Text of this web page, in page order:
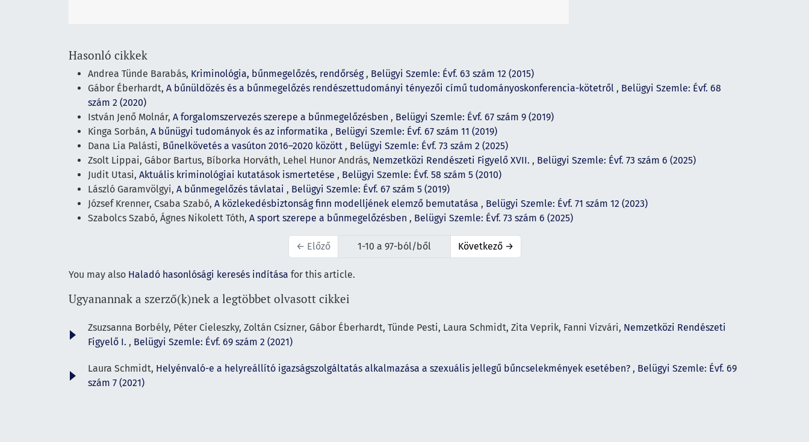
Hasonló cikkek
Andrea Tünde Barabás, Kriminológia, bűnmegelőzés, rendőrség , Belügyi Szemle: Évf. 63 szám 12 (2015)
Gábor Éberhardt, A bűnüldözés és a bűnmegelőzés rendészettudományi tényezői című tudományoskonferencia-kötetről , Belügyi Szemle: Évf. 68
szám 2 (2020)
István Jenő Molnár, A forgalomszervezés szerepe a bűnmegelőzésben , Belügyi Szemle: Évf. 67 szám 9 (2019)
Kinga Sorbán, A bűnügyi tudományok és az informatika , Belügyi Szemle: Évf. 67 szám 11 (2019)
Dana Lia Palásti, Bűnelkövetés a vasúton 2016–2020 között , Belügyi Szemle: Évf. 73 szám 2 (2025)
Zsolt Lippai, Gábor Bartus, Bíborka Horváth, Lehel Hunor András, Nemzetközi Rendészeti Figyelő XVII. , Belügyi Szemle: Évf. 73 szám 6 (2025)
Judit Utasi, Aktuális kriminológiai kutatások ismertetése , Belügyi Szemle: Évf. 58 szám 5 (2010)
László Garamvölgyi, A bűnmegelőzés távlatai , Belügyi Szemle: Évf. 67 szám 5 (2019)
József Krenner, Csaba Szabó, A közlekedésbiztonság finn modelljének elemző bemutatása , Belügyi Szemle: Évf. 71 szám 12 (2023)
Szabolcs Szabó, Ágnes Nikolett Tóth, A sport szerepe a bűnmegelőzésben , Belügyi Szemle: Évf. 73 szám 6 (2025)
← Előző 1-10 a 97-ból/ből Következő →
You may also Haladó hasonlósági keresés indítása for this article.
Ugyanannak a szerző(k)nek a legtöbbet olvasott cikkei
Zsuzsanna Borbély, Péter Cieleszky, Zoltán Csizner, Gábor Éberhardt, Tünde Pesti, Laura Schmidt, Zita Veprik, Fanni Vizvári, Nemzetközi Rendészeti
Figyelő I. , Belügyi Szemle: Évf. 69 szám 2 (2021)
Laura Schmidt, Helyénvaló-e a helyreállító igazságszolgáltatás alkalmazása a szexuális jellegű bűncselekmények esetében? , Belügyi Szemle: Évf. 69
szám 7 (2021)